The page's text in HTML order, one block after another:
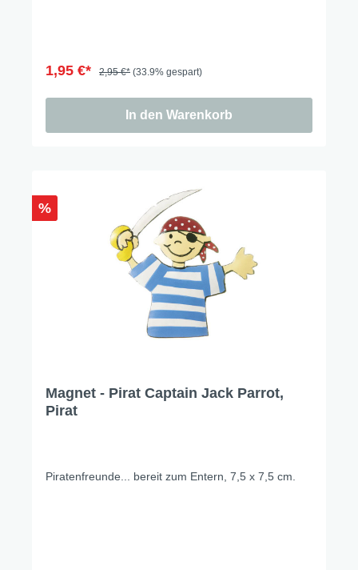
1,95 €* 2,95 €* (33.9% gespart)
In den Warenkorb
%
Magnet - Pirat Captain Jack Parrot,
Pirat
Piratenfreunde... bereit zum Entern, 7,5 x 7,5 cm.